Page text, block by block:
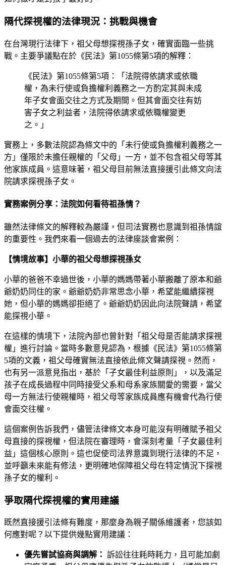
隔代探視權的法律現況：挑戰與機會
在台灣現行法律下，祖父母想探視孫子女，確實面臨一些挑
戰。主要爭議點在於《民法》第1055條第5項的解釋：
《民法》第1055條第5項：「法院得依請求或依職
權，為未行使或負擔權利義務之一方酌定其與未成
年子女會面交往之方式及期間。但其會面交往有妨
害子女之利益者，法院得依請求或依職權變更
之。」
實務上，多數法院認為條文中的「未行使或負擔權利義務之一
方」僅限於未擔任親權的「父母」一方，並不包含祖父母等其
他家族成員。這意味著，祖父母目前無法直接援引此條文向法
院請求探視孫子女。
實務案例分享：法院如何看待祖孫情？
雖然法律條文的解釋較為嚴謹，但司法實務也意識到祖孫情誼
的重要性。我們來看一個過去的法律座談會案例：
【情境故事】小華的祖父母想探視孫女
小華的爸爸不幸過世後，小華的媽媽帶著小華搬離了原本和爺
爺奶奶同住的家。爺爺奶奶非常思念小華，希望能繼續探視
她，但小華的媽媽卻拒絕了。爺爺奶奶因此向法院聲請，希望
能探視小華。
在這樣的情境下，法院內部也曾針對「祖父母是否能請求探視
權」進行討論。當時多數意見認為，根據《民法》第1055條第
5項的文義，祖父母確實無法直接依此條文聲請探視。然而，
也有另一派意見指出，基於「子女最佳利益原則」，以及滿足
孩子在成長過程中同時接受父系和母系家族關愛的需要，當父
母一方無法行使親權時，祖父母等家族成員應有機會代為行使
會面交往權。
這個案例告訴我們，儘管法律條文本身可能沒有明確賦予祖父
母直接的探視權，但法院在審理時，會深刻考量「子女最佳利
益」這個核心原則。這也促使司法界意識到現行法律的不足，
並呼籲未來能有修法，更明確地保障祖父母在特定情況下探視
孫子女的權利。
爭取隔代探視權的實用建議
既然直接援引法條有難度，那麼身為親子關係維護者，您該如
何應對呢？以下提供幾點實用建議：
優先嘗試協商與調解： 訴訟往往耗時耗力，且可能加劇